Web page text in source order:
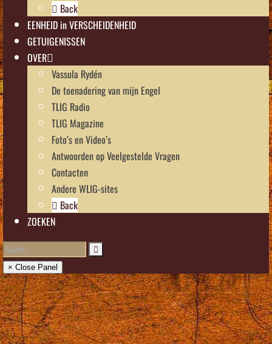
Back
EENHEID in VERSCHEIDENHEID
GETUIGENISSEN
OVER
Vassula Rydén
De toenadering van mijn Engel
TLIG Radio
TLIG Magazine
Foto’s en Video’s
Antwoorden op Veelgestelde Vragen
Contacten
Andere WLIG-sites
Back
ZOEKEN
× Close Panel